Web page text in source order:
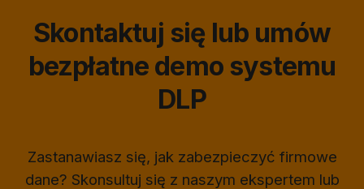
Skontaktuj się lub umów
bezpłatne demo systemu
DLP
Zastanawiasz się, jak zabezpieczyć firmowe
dane? Skonsultuj się z naszym ekspertem lub